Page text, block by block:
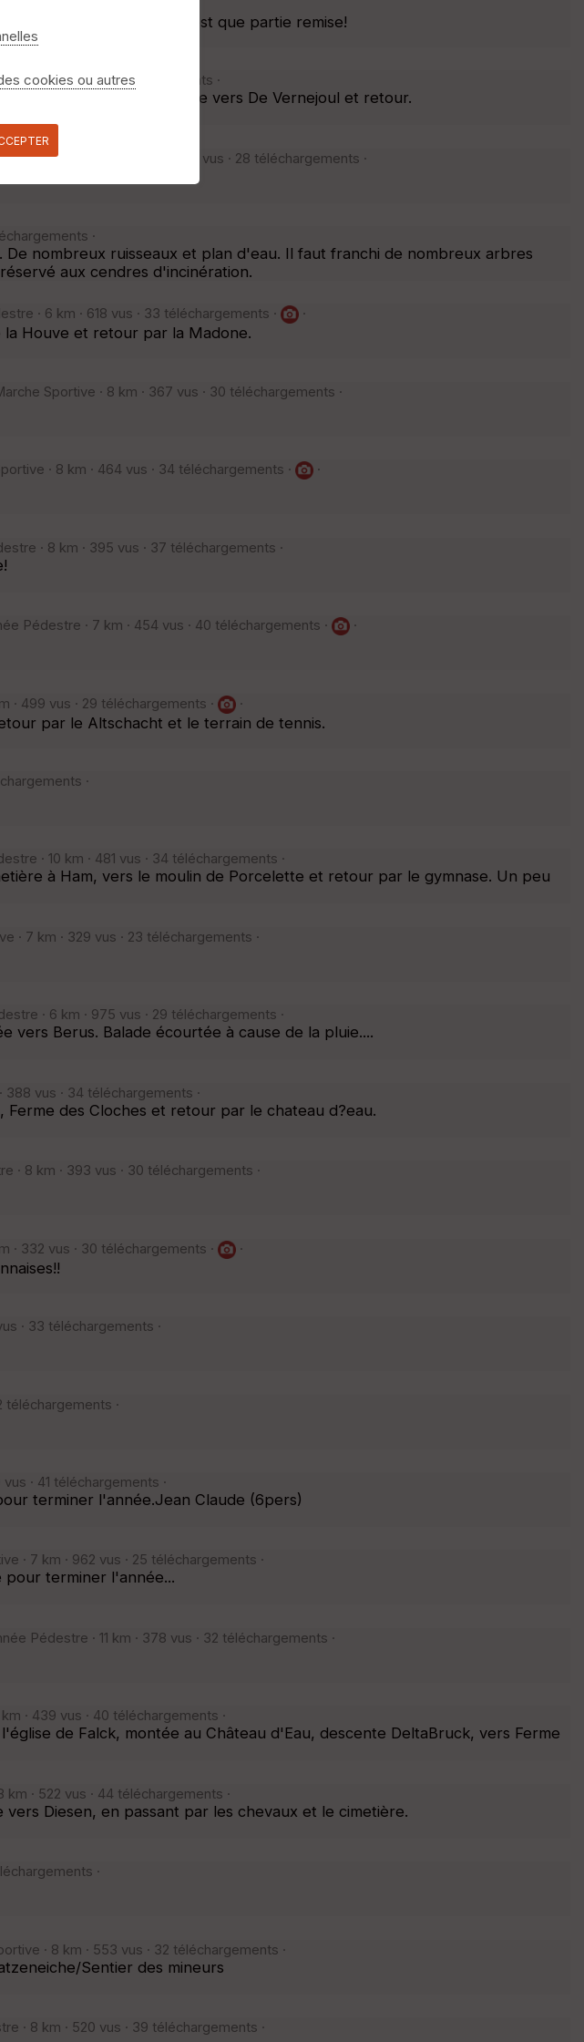
notre boucle. ce n'est que partie remise!
· 593 vus · 51 téléchargements ·
retour par la Salzstrasse vers De Vernejoul et retour.
· Marche Sportive · 10 km · 361 vus · 28 téléchargements ·
·
nombreux ruisseaux et plan d'eau. Il faut franchi de nombreux arbres
aux cendres d'incinération.
· 6 km · 618 vus · 33 téléchargements · ·
Houve et retour par la Madone.
Sportive · 8 km · 367 vus · 30 téléchargements ·
· 8 km · 464 vus · 34 téléchargements · ·
· 8 km · 395 vus · 37 téléchargements ·
Pédestre · 7 km · 454 vus · 40 téléchargements · ·
· 499 vus · 29 téléchargements · ·
par le Altschacht et le terrain de tennis.
·
· 10 km · 481 vus · 34 téléchargements ·
à Ham, vers le moulin de Porcelette et retour par le gymnase. Un peu
· 7 km · 329 vus · 23 téléchargements ·
· 6 km · 975 vus · 29 téléchargements ·
Berus. Balade écourtée à cause de la pluie....
388 vus · 34 téléchargements ·
des Cloches et retour par le chateau d?eau.
· 8 km · 393 vus · 30 téléchargements ·
· 332 vus · 30 téléchargements · ·
· 33 téléchargements ·
téléchargements ·
vus · 41 téléchargements ·
terminer l'année.Jean Claude (6pers)
· 7 km · 962 vus · 25 téléchargements ·
terminer l'année...
Pédestre · 11 km · 378 vus · 32 téléchargements ·
km · 439 vus · 40 téléchargements ·
de Falck, montée au Château d'Eau, descente DeltaBruck, vers Ferme
km · 522 vus · 44 téléchargements ·
Diesen, en passant par les chevaux et le cimetière.
·
· 8 km · 553 vus · 32 téléchargements ·
Sentier des mineurs
· 8 km · 520 vus · 39 téléchargements ·
cookies ou autres